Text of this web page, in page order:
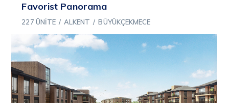
Favorist Panorama
227 ÜNITE / ALKENT / BÜYÜKÇEKMECE